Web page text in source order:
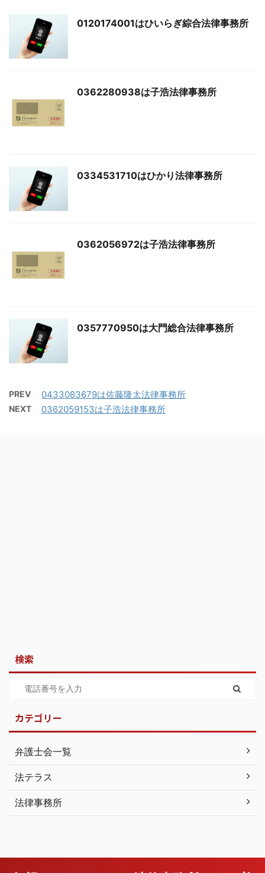
0120174001はひいらぎ綜合法律事務所
0362280938は子浩法律事務所
0334531710はひかり法律事務所
0362056972は子浩法律事務所
0357770950は大門総合法律事務所
PREV 0433083679は佐藤隆太法律事務所
NEXT 0362059153は子浩法律事務所
検索
カテゴリー
弁護士会一覧
法テラス
法律事務所